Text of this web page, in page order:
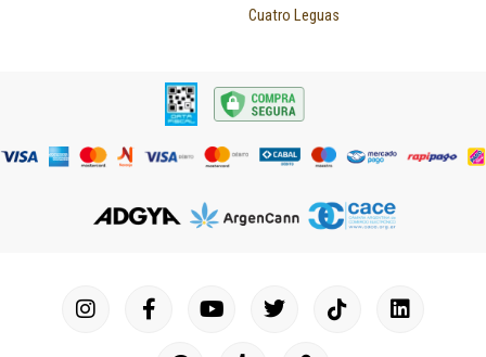
Cuatro Leguas
I
n
F
a
Y
o
T
w
I
c
L
i